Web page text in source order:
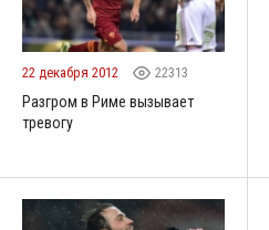
22 декабря 2012 22313
Разгром в Риме вызывает
тревогу